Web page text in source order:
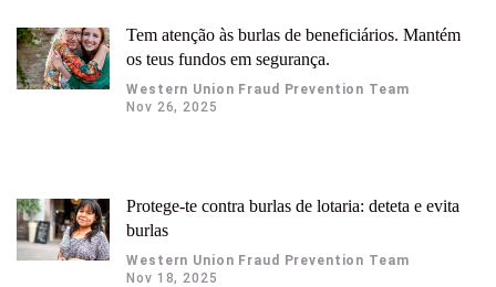
Tem atenção às burlas de beneficiários. Mantém
os teus fundos em segurança.
Western Union Fraud Prevention Team
Nov 26, 2025
Protege-te contra burlas de lotaria: deteta e evita
burlas
Western Union Fraud Prevention Team
Nov 18, 2025